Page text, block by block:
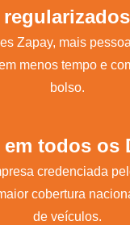
regularizados
Zapay, mais
menos tempo e
bolso.
todos os
credenciada
cobertura
de veículos.